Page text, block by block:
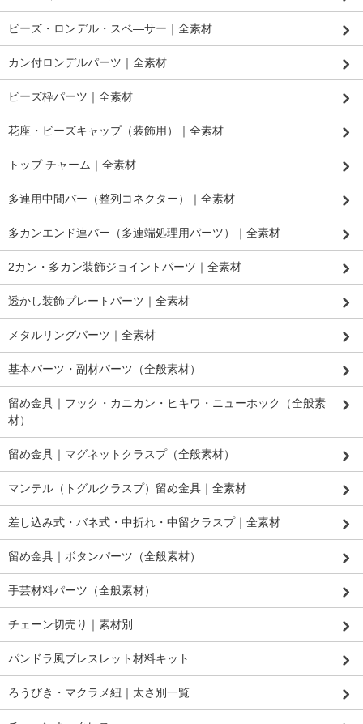
ビーズ・ロンデル・スベ―サー｜全素材
カン付ロンデルパーツ｜全素材
ビーズ枠パーツ｜全素材
花座・ビーズキャップ（装飾用）｜全素材
トップ チャーム｜全素材
多連用中間バー（整列コネクター）｜全素材
多カンエンド連バー（多連端処理用パーツ）｜全素材
2カン・多カン装飾ジョイントパーツ｜全素材
透かし装飾プレートパーツ｜全素材
メタルリングパーツ｜全素材
基本パーツ・副材パーツ（全般素材）
留め金具｜フック・カニカン・ヒキワ・ニューホック（全般素
材）
留め金具｜マグネットクラスプ（全般素材）
マンテル（トグルクラスプ）留め金具｜全素材
差し込み式・バネ式・中折れ・中留クラスプ｜全素材
留め金具｜ボタンパーツ（全般素材）
手芸材料パーツ（全般素材）
チェーン切売り｜素材別
パンドラ風ブレスレット材料キット
ろうびき・マクラメ紐｜太さ別一覧